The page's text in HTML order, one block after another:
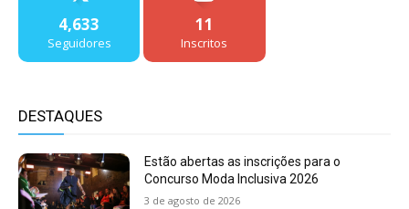
4,633
Seguidores
11
Inscritos
DESTAQUES
Estão abertas as inscrições para o
Concurso Moda Inclusiva 2026
3 de agosto de 2026